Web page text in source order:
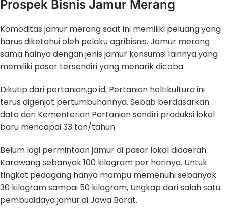
Prospek Bisnis Jamur Merang
Komoditas jamur merang saat ini memiliki peluang yang
harus diketahui oleh pelaku agribisnis. Jamur merang
sama halnya dengan jenis jamur konsumsi lainnya yang
memiliki pasar tersendiri yang menarik dicoba.
Dikutip dari pertanian.go.id, Pertanian holtikultura ini
terus digenjot pertumbuhannya. Sebab berdasarkan
data dari Kementerian Pertanian sendiri produksi lokal
baru mencapai 33 ton/tahun.
Belum lagi permintaan jamur di pasar lokal didaerah
Karawang sebanyak 100 kilogram per harinya. Untuk
tingkat pedagang hanya mampu memenuhi sebanyak
30 kilogram sampai 50 kilogram, Ungkap dari salah satu
pembudidaya jamur di Jawa Barat.